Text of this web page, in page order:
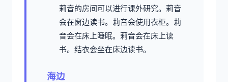
莉音的房间可以进行课外研究。 莉音
会在窗边读书。 莉音会使用衣柜。 莉
音会在床上睡眠。 莉音会在床上读
书。 结衣会坐在床边读书。
海边